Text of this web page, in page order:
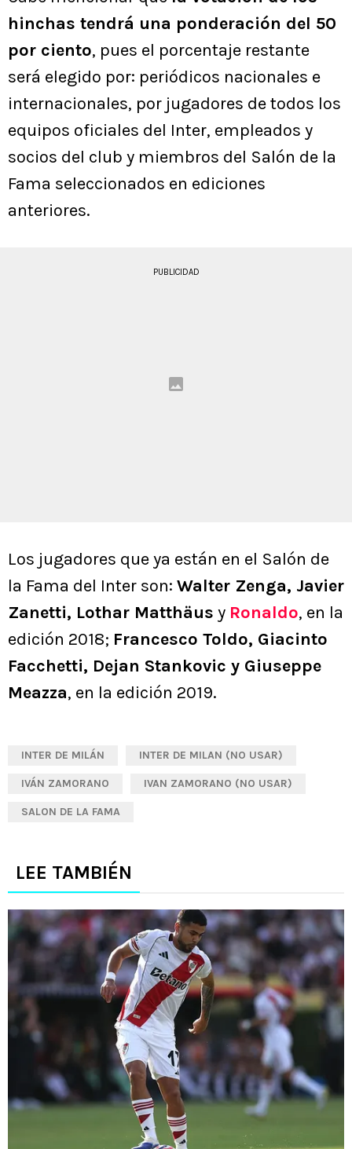
hinchas tendrá una ponderación del 50
por ciento, pues el porcentaje restante
será elegido por: periódicos nacionales e
internacionales, por jugadores de todos los
equipos oficiales del Inter, empleados y
socios del club y miembros del Salón de la
Fama seleccionados en ediciones
anteriores.
PUBLICIDAD
Los jugadores que ya están en el Salón de
la Fama del Inter son: Walter Zenga, Javier
Zanetti, Lothar Matthäus y Ronaldo, en la
edición 2018; Francesco Toldo, Giacinto
Facchetti, Dejan Stankovic y Giuseppe
Meazza, en la edición 2019.
INTER DE MILÁN INTER DE MILAN (NO USAR)
IVÁN ZAMORANO IVAN ZAMORANO (NO USAR)
SALON DE LA FAMA
LEE TAMBIÉN